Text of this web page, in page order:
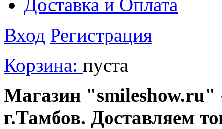
Доставка и Оплата
Вход Регистрация
Корзина: пуста
Магазин "smileshow.ru"
г.Тамбов. Доставляем